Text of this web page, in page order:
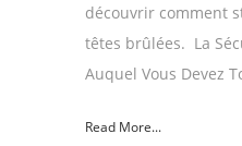
découvrir comment
têtes brûlées. La
Auquel Vous Devez
Read More...